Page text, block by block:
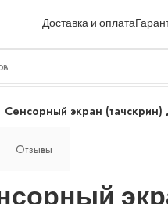
Доставка и оплата
Сенсорный экран
Отзывы